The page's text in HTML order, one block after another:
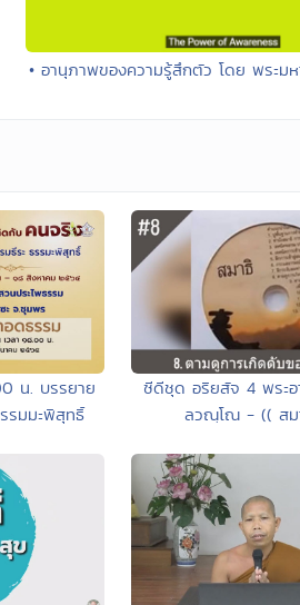
• อานุภาพของความรู้สึกตัว โดย พระม
น. บรรยาย
รมมะพิสุทธิ์
ซีดีชุด อริยสัจ 4 พระ
ลวณฺโณ - (( ส